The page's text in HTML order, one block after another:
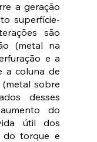
a geração
superfície-
são
(metal na
e a
a coluna de
sobre
desses
do
útil dos
do torque e